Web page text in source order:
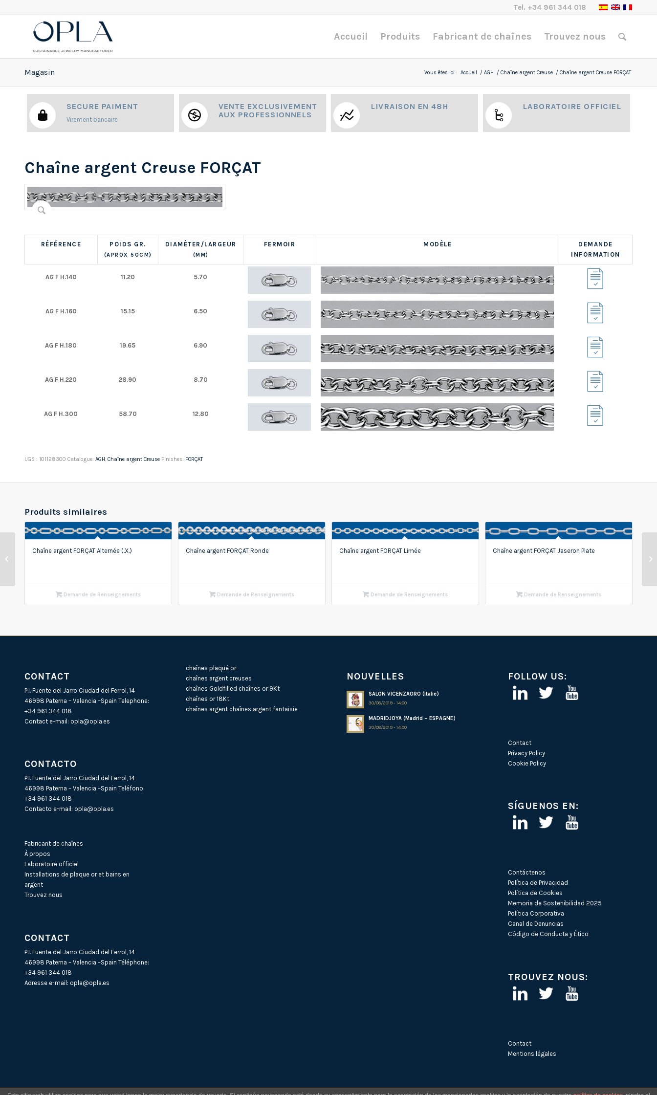
Tel. +34 961 344 018
Accueil Produits Fabricant de chaînes Trouvez nous
Magasin Vous êtes ici : Accueil / AGH / Chaîne argent Creuse / Chaîne argent Creuse FORÇAT
SECURE PAIMENT
Virement bancaire
VENTE EXCLUSIVEMENT
AUX PROFESSIONNELS
LIVRAISON EN 48H LABORATOIRE OFFICIEL
Chaîne argent Creuse FORÇAT
RÉFÉRENCE POIDS GR.
(APROX 50CM)
DIAMÈTER/LARGEUR
(MM)
FERMOIR MODÈLE
DEMANDE
INFORMATION
AG F H.140 11.20 5.70
AG F H.160 15.15 6.50
AG F H.180 19.65 6.90
AG F H.220 28.90 8.70
AG F H.300 58.70 12.80
UGS : 101128300 Catalogue: AGH, Chaîne argent Creuse Finishes: FORÇAT
Produits similaires
Chaîne argent FORÇAT Alternée (.X.)
Demande de Renseignements
Chaîne argent FORÇAT Ronde
Demande de Renseignements
Chaîne argent FORÇAT Limée
Demande de Renseignements
Chaîne argent FORÇAT Jaseron Plate
Demande de Renseignements
CONTACT
P.I. Fuente del Jarro Ciudad del Ferrol, 14
46998 Paterna – Valencia –Spain Telephone:
+34 961 344 018
Contact e-mail: opla@opla.es
CONTACTO
P.I. Fuente del Jarro Ciudad del Ferrol, 14
46998 Paterna – Valencia –Spain Teléfono:
+34 961 344 018
Contacto e-mail: opla@opla.es
Fabricant de chaînes
À propos
Laboratoire officiel
Installations de plaque or et bains en
argent
Trouvez nous
CONTACT
P.I. Fuente del Jarro Ciudad del Ferrol, 14
46998 Paterna – Valencia –Spain Téléphone:
+34 961 344 018
Adresse e-mail: opla@opla.es
chaînes plaqué or
chaînes argent creuses
chaînes Goldfilled chaînes or 9Kt
chaînes or 18Kt
chaînes argent chaînes argent fantaisie
NOUVELLES
SALON VICENZAORO (Italie)
30/08/2019 - 14:00
MADRIDJOYA (Madrid – ESPAGNE)
30/08/2019 - 14:00
FOLLOW US:
Contact
Privacy Policy
Cookie Policy
SÍGUENOS EN:
Contáctenos
Política de Privacidad
Política de Cookies
Memoria de Sostenibilidad 2025
Política Corporativa
Canal de Denuncias
Código de Conducta y Ético
TROUVEZ NOUS:
Contact
Mentions légales
Chaîne argent Creuse